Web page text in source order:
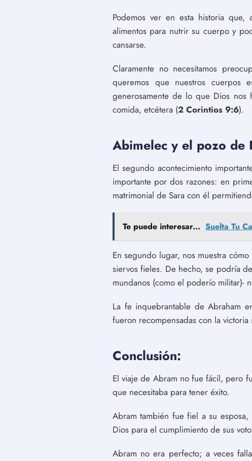
Podemos ver en esta historia
alimentos para nutrir su cuerpo y
cansarse.
Claramente no necesitamos
queremos que nuestros cuerpos
generosamente de lo que Dios nos
comida, etcétera (2 Corintios 9:6).
Abimelec y el pozo de
El segundo acontecimiento
importante por dos razones: en
matrimonial de Sara con él
Te puede interesar... Suelta Tu
En segundo lugar, nos muestra
siervos fieles. De hecho, se podría
mundanos (como el poderío militar)-
La fe inquebrantable de Abraham
fueron recompensadas con la
Conclusión:
El viaje de Abram no fue fácil, pero
que necesitaba para tener éxito.
Abram también fue fiel a su esposa,
Dios para el cumplimiento de sus
Abram no era perfecto; a veces